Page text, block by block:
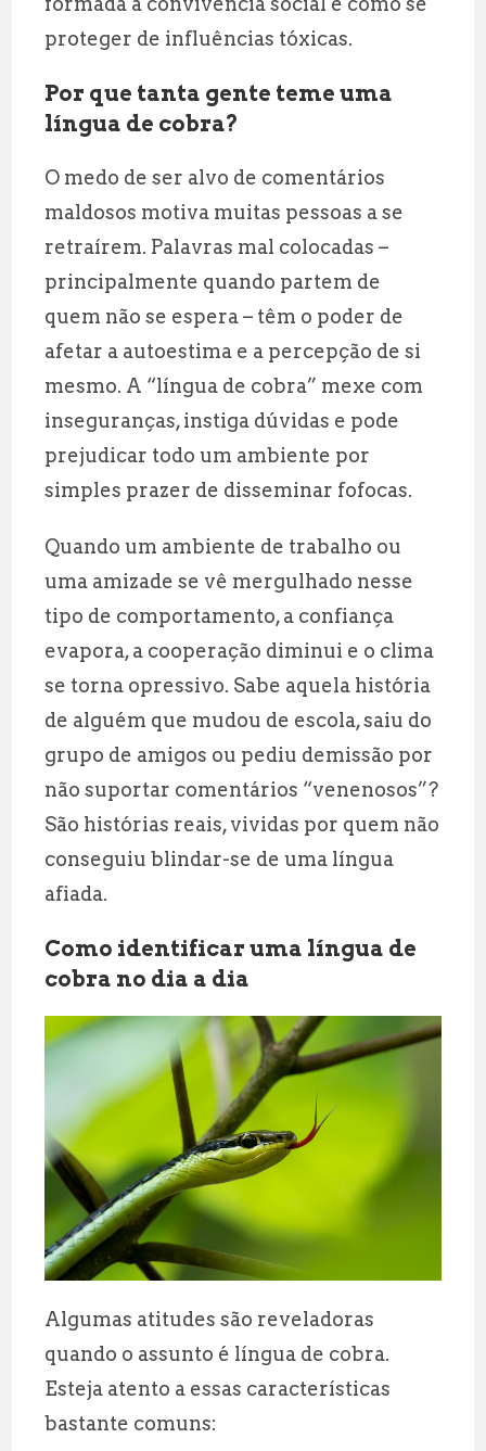
proteger de influências tóxicas.
Por que tanta gente teme uma
língua de cobra?
O medo de ser alvo de comentários
maldosos motiva muitas pessoas a se
retraírem. Palavras mal colocadas –
principalmente quando partem de
quem não se espera – têm o poder de
afetar a autoestima e a percepção de si
mesmo. A “língua de cobra” mexe com
inseguranças, instiga dúvidas e pode
prejudicar todo um ambiente por
simples prazer de disseminar fofocas.
Quando um ambiente de trabalho ou
uma amizade se vê mergulhado nesse
tipo de comportamento, a confiança
evapora, a cooperação diminui e o clima
se torna opressivo. Sabe aquela história
de alguém que mudou de escola, saiu do
grupo de amigos ou pediu demissão por
não suportar comentários “venenosos”?
São histórias reais, vividas por quem não
conseguiu blindar-se de uma língua
afiada.
Como identificar uma língua de
cobra no dia a dia
Algumas atitudes são reveladoras
quando o assunto é língua de cobra.
Esteja atento a essas características
bastante comuns: